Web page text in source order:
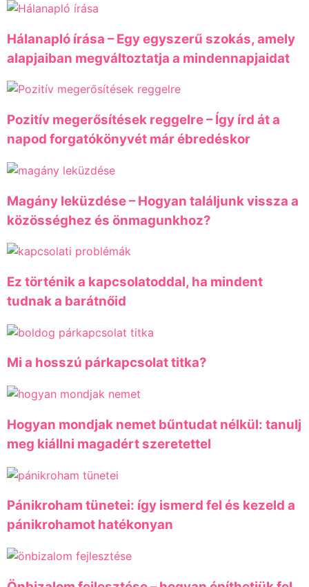
Hálanapló írása – Egy egyszerű szokás, amely
alapjaiban megváltoztatja a mindennapjaidat
Pozitív megerősítések reggelre – Így írd át a
napod forgatókönyvét már ébredéskor
Magány leküzdése – Hogyan találjunk vissza a
közösséghez és önmagunkhoz?
Ez történik a kapcsolatoddal, ha mindent
tudnak a barátnőid
Mi a hosszú párkapcsolat titka?
Hogyan mondjak nemet bűntudat nélkül: tanulj
meg kiállni magadért szeretettel
Pánikroham tünetei: így ismerd fel és kezeld a
pánikrohamot hatékonyan